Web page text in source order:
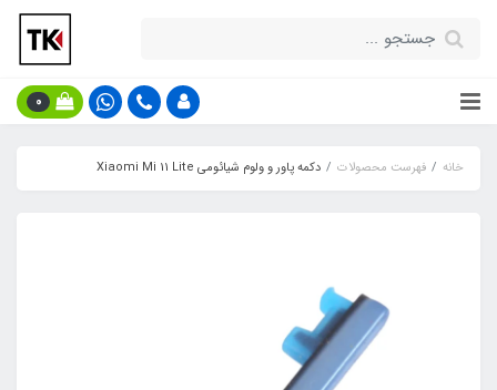
0
خانه فهرست محصولات دکمه پاور و ولوم شیائومی Xiaomi Mi 11 Lite